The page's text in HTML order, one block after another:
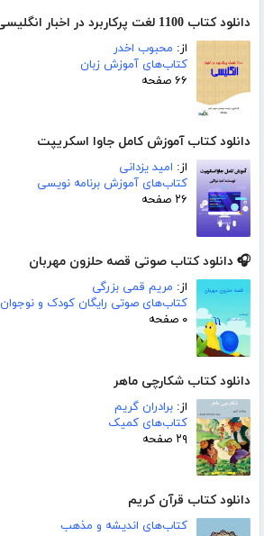
دانلود کتاب 1100 لغت پرکاربرد در اخبار انگلیسی
از: محبوب اخدر
کتاب‌های آموزش زبان
۶۶ صفحه
دانلود کتاب آموزش کامل جاوا اسکریپت
از: امید یزدانی
کتاب‌های آموزش برنامه نویسی
۲۶ صفحه
🎧 دانلود کتاب صوتی قصه حلزون مهربان
از: مریم قمی بزرگی
کتاب‌های صوتی رایگان کودک و نوجوان
۰ صفحه
دانلود کتاب شکارچی ماهر
از: برادران گریم
کتاب‌های کمیک
۲۹ صفحه
دانلود کتاب قرآن کریم
کتاب‌های اندیشه و مذهب